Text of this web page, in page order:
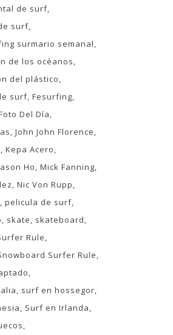
de surf
surf
surmario semanal
de los océanos
del plástico
surf Fesurfing
Del Día
John John Florence
Kepa Acero
Ho Mick Fanning
Nic Von Rupp
pelicula de surf
skate
skateboard
Rule
Surfer Rule
surf en hossegor
Surf en Irlanda